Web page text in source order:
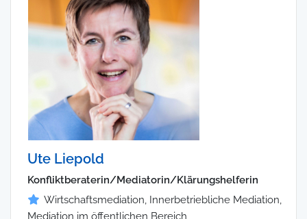
Ute Liepold
Konfliktberaterin/Mediatorin/Klärungshelferin
Wirtschaftsmediation, Innerbetriebliche Mediation,
Mediation im öffentlichen Bereich